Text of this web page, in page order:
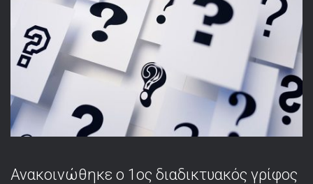
Ανακοινώθηκε ο 1ος διαδικτυακός γρίφος